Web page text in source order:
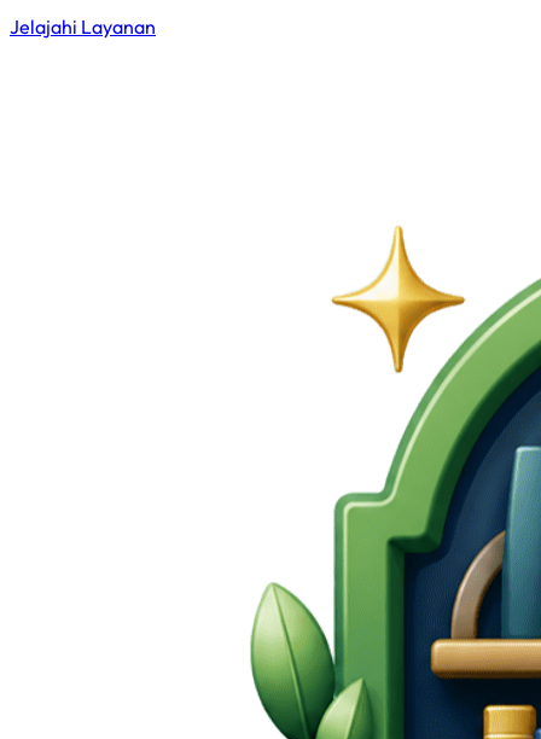
Jelajahi Layanan